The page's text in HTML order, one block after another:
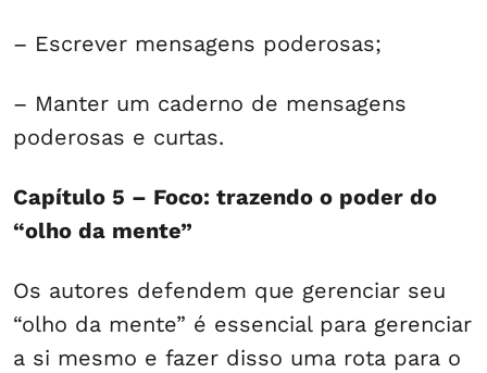
– Escrever mensagens poderosas;
– Manter um caderno de mensagens
poderosas e curtas.
Capítulo 5 – Foco: trazendo o poder do
“olho da mente”
Os autores defendem que gerenciar seu
“olho da mente” é essencial para gerenciar
a si mesmo e fazer disso uma rota para o